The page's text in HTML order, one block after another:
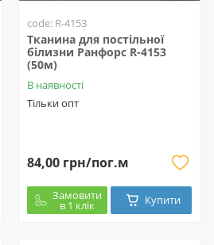
code: R-4153
Тканина для постільної
білизни Ранфорс R-4153
(50м)
В наявності
Тільки опт
84,00 грн/пог.м
Замовити
в 1 клік Купити